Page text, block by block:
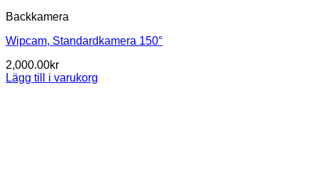
Backkamera
Wipcam, Standardkamera 150°
2,000.00kr
Lägg till i varukorg